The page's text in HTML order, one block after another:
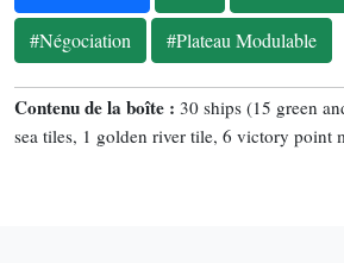
#Négociation
#Plateau Modulable
Contenu de la boîte : 30 ships (15 green
sea tiles, 1 golden river tile, 6 victory point